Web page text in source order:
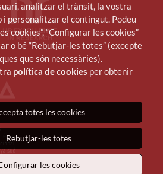
analitzar el trànsit, la vostra
i personalitzar el contingut. Podeu
cookies”, “Configurar les cookies”
o bé “Rebutjar-les totes” (excepte
que són necessàries).
política de cookies per obtenir
totes les cookies
Rebutjar-les totes
les cookies